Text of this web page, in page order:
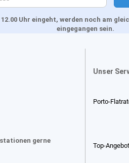
Uhr eingeht, werden noch am
eingegangen sein.
gerne
Unser
Porto-
Top-